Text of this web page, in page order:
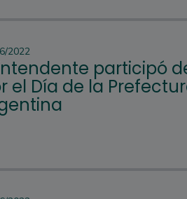
2022
participó
el Día de la